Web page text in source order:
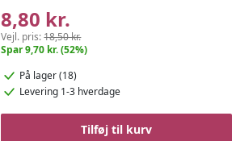
8,80 kr.
Vejl. pris:18,50 kr.
Spar 9,70 kr. (52%)
På lager (18)
Levering 1-3 hverdage
Tilføj til kurv